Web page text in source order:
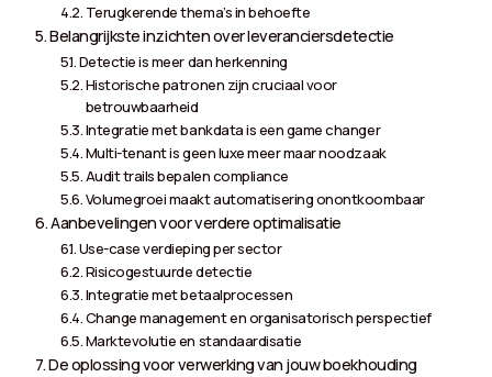
Terugkerende thema’s in behoefte
Belangrijkste inzichten over leveranciersdetectie
Detectie is meer dan herkenning
Historische patronen zijn cruciaal voor
betrouwbaarheid
Integratie met bankdata is een game changer
Multi-tenant is geen luxe meer maar noodzaak
Audit trails bepalen compliance
Volumegroei maakt automatisering onontkoombaar
Aanbevelingen voor verdere optimalisatie
Use-case verdieping per sector
Risicogestuurde detectie
Integratie met betaalprocessen
Change management en organisatorisch perspectief
Marktevolutie en standaardisatie
De oplossing voor verwerking van jouw boekhouding